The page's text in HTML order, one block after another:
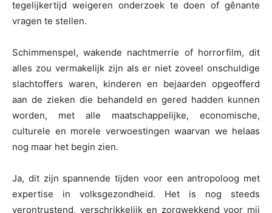
tegelijkertijd weigeren onderzoek te doen of gênante
vragen te stellen.
Schimmenspel, wakende nachtmerrie of horrorfilm, dit
alles zou vermakelijk zijn als er niet zoveel onschuldige
slachtoffers waren, kinderen en bejaarden opgeofferd
aan de zieken die behandeld en gered hadden kunnen
worden, met alle maatschappelijke, economische,
culturele en morele verwoestingen waarvan we helaas
nog maar het begin zien.
Ja, dit zijn spannende tijden voor een antropoloog met
expertise in volksgezondheid. Het is nog steeds
verontrustend, verschrikkelijk en zorgwekkend voor mij